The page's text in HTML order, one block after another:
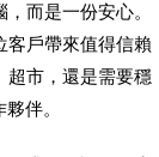
而是一份安心。
客戶帶來值得信賴
超市，還是需要穩
伴。